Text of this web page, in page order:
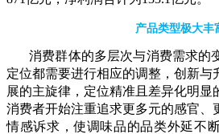
产品类型极大丰
消费群体的多层次与消费需求的
定位都需要进行相应的调整，创新与
展的主旋律，定位精准且差异化明显
消费者开始注重追求更多元的感官、
情感诉求，使调味品的品类外延不